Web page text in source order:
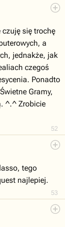
52
się trochę
a
jednakże, jak
czegoś
Ponadto
Gramy,
^.^ Zrobicie
53
tego
najlepiej.